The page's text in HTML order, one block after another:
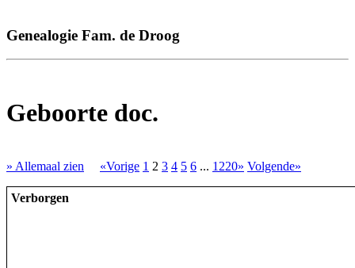
Genealogie Fam. de Droog
Geboorte doc.
» Allemaal zien «Vorige 1 2 3 4 5 6 ... 1220» Volgende»
Verborgen